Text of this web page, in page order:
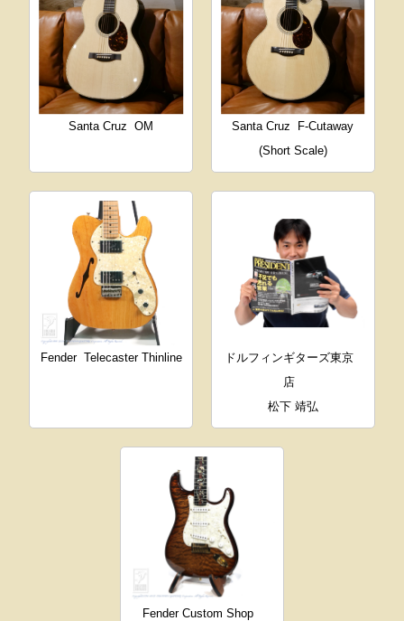
Santa Cruz OM Santa Cruz
F-Cutaway
(Short Scale)
Fender Telecaster Thinline
ドルフィンギターズ東京
店
松下 靖弘
Fender Custom Shop